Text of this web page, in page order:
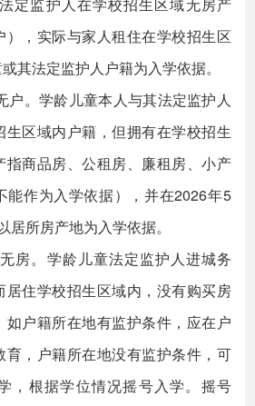
），实际与家人租住在学校招生区
其法定监护人户籍为入学依据。
。学龄儿童本人与其法定监护人
区域内户籍，但拥有在学校招生
指商品房、公租房、廉租房、小产
能作为入学依据），并在2026年5
居所房产地为入学依据。
。学龄儿童法定监护人进城务
居住学校招生区域内，没有购买房
如户籍所在地有监护条件，应在户
育，户籍所在地没有监护条件，可
，根据学位情况摇号入学。摇号